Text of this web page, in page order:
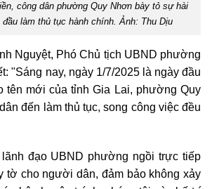
công dân phường Quy Nhơn bày tỏ sự hài
đầu làm thủ tục hành chính. Ảnh: Thu Dịu
Nguyệt, Phó Chủ tịch UBND phường
"Sáng nay, ngày 1/7/2025 là ngày đầu
tên mới của tỉnh Gia Lai, phường Quy
đến làm thủ tục, song công việc đều
đạo UBND phường ngồi trực tiếp
tờ cho người dân, đảm bảo không xảy